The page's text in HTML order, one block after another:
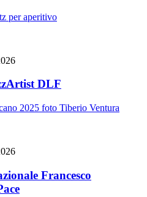
DLF
Francesco